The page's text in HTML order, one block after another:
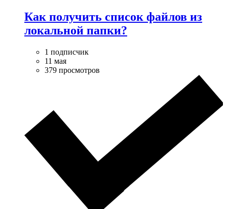
Как получить список файлов из
локальной папки?
1 подписчик
11 мая
379 просмотров